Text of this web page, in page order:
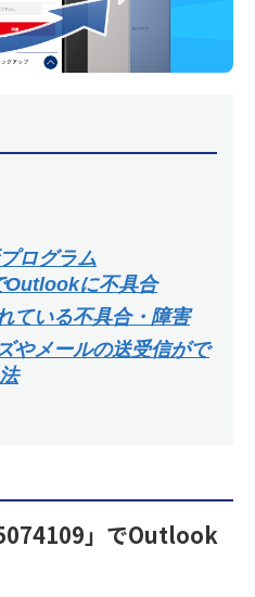
ログラム
Outlookに不具合
ている不具合・障害
やメールの送受信がで
」でOutlook